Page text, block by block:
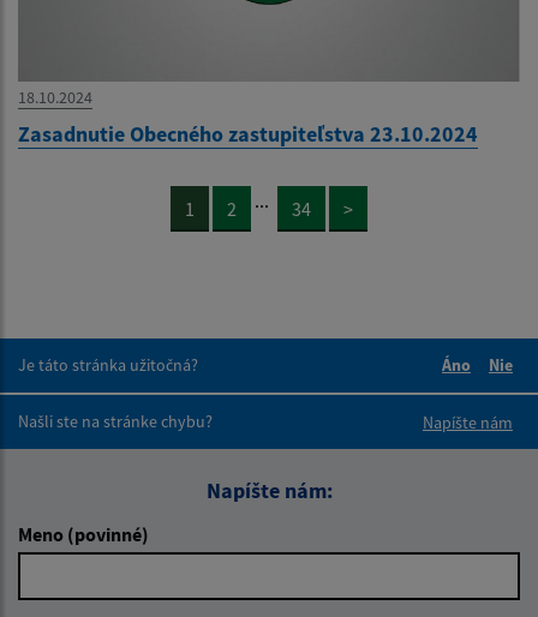
18.10.2024
Zasadnutie Obecného zastupiteľstva 23.10.2024
1 2 ... 34 >
Je táto stránka užitočná?
Áno
Nie
Našli ste na stránke chybu?
Napíšte nám
Napíšte nám:
Meno (povinné)